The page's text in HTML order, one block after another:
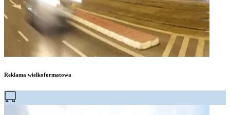
Reklama wielkoformatowa